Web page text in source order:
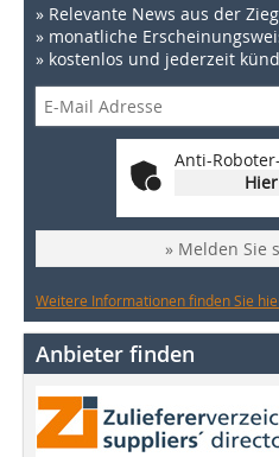
» Relevante News aus der
» monatliche
» kostenlos und jederzeit
Anti-
» Melden Sie
Weitere Informationen finden Sie
Anbieter finden